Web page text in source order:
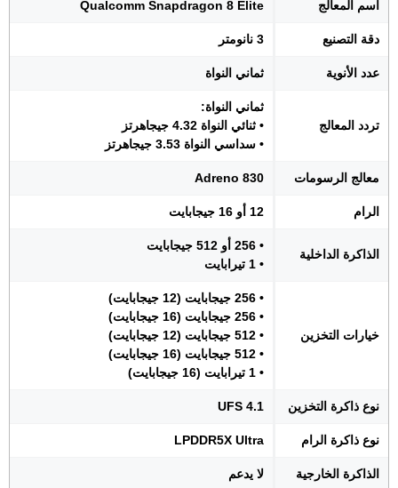
اسم المعالج Qualcomm Snapdragon 8 Elite
دقة التصنيع 3 نانومتر
عدد الأنوية ثماني النواة
تردد المعالج
ثماني النواة:
• ثنائي النواة 4.32 جيجاهرتز
• سداسي النواة 3.53 جيجاهرتز
معالج الرسومات Adreno 830
الرام 12 أو 16 جيجابايت
الذاكرة الداخلية
• 256 أو 512 جيجابايت
• 1 تيرابايت
خيارات التخزين
• 256 جيجابايت (12 جيجابايت)
• 256 جيجابايت (16 جيجابايت)
• 512 جيجابايت (12 جيجابايت)
• 512 جيجابايت (16 جيجابايت)
• 1 تيرابايت (16 جيجابايت)
نوع ذاكرة التخزين UFS 4.1
نوع ذاكرة الرام LPDDR5X Ultra
الذاكرة الخارجية لا يدعم